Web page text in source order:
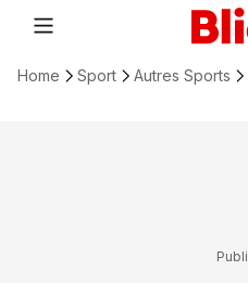
Home Sport Autres Sports